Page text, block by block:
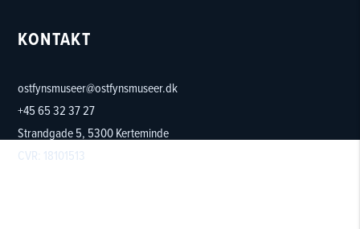
KONTAKT
ostfynsmuseer@ostfynsmuseer.dk
+45 65 32 37 27
Strandgade 5, 5300 Kerteminde
CVR: 18101513